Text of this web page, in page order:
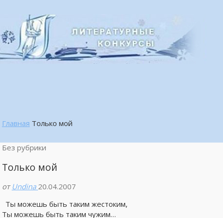
Главная Только мой
Без рубрики
Только мой
от Undina 20.04.2007
Ты можешь быть таким жестоким,
Ты можешь быть таким чужим…